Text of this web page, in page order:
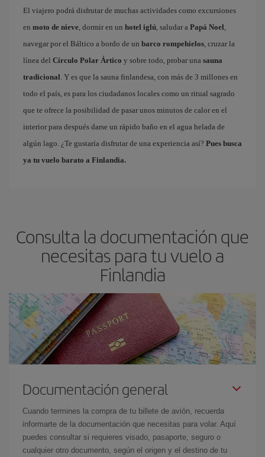
El viajero podrá disfrutar de muchas actividades como excursiones
en moto de nieve , dormir en un hotel iglú , saludar a Papá Noel
navegar por el Báltico a bordo de un barco rompehielos , cruzar la
línea del Círculo Polar Ártico y sobre todo, probar una sauna
tradicional . Y es que la sauna finlandesa, con más de 3 millones en
todo el país, es para los ciudadanos locales como un ritual sagrado
que te ofrece la posibilidad de pasar unos minutos de calor en el
interior para después darse un rápido baño en el agua helada de
algún lago. ¿Te gustaría disfrutar de una experiencia así? Pues busca
ya tu vuelo barato a Finlandia.
Consulta la documentación que
necesitas para tu vuelo a
Finlandia
Documentación general
Cuando termines la compra de tu billete de avión, recuerda
informarte de la documentación que necesitas para volar. Aquí
puedes consultar si requieres visado, pasaporte, seguro o
cualquier otro documento, según el origen y el destino de tu